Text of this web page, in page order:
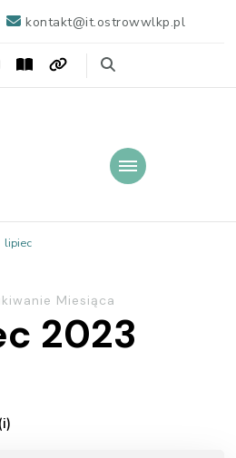
kontakt@it.ostrowwlkp.pl
lipiec
Miesiąca
2023